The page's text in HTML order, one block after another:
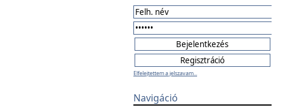
Elfelejtettem a jelszavam...
Navigáció